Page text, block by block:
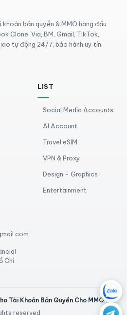
bản quyền & MMO hàng đầu
Clone, Via, BM, Gmail, TikTok,
tự động 24/7, bảo hành uy tín.
LIST
Social Media Accounts
AI Account
Travel eSIM
VPN & Proxy
Design - Graphics
Entertainment
Chí
Tài Khoản Bản Quyền Cho MMO. All
reserved.